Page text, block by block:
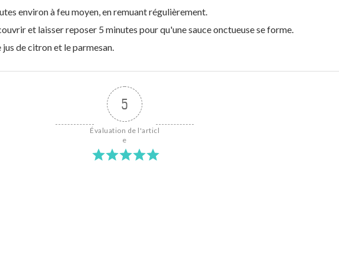
environ à feu moyen, en remuant régulièrement.
et laisser reposer 5 minutes pour qu'une sauce onctueuse se forme.
de citron et le parmesan.
5
Évaluation de l'articl
e